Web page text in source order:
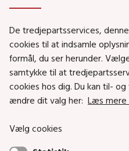
Social- og Boligministeriet
Job i Social- og
Puljer og tilskud
Nyhedsbreve
Social- og Boligstyrelsens
De tredjepartsservices,
cookies til at indsamle
formål, du ser herunder.
samtykke til at
cookies hos dig. Du kan til-
ændre dit valg her: Læs mere
Vælg cookies